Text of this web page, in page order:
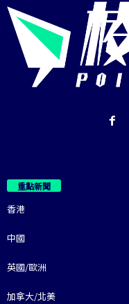
重點新聞
香港
中國
英國/歐洲
加拿大/北美